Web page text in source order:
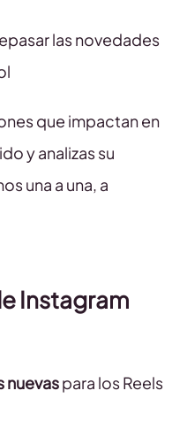
las novedades
que impactan en
y analizas su
una a una, a
Instagram
nuevaspara los Reels